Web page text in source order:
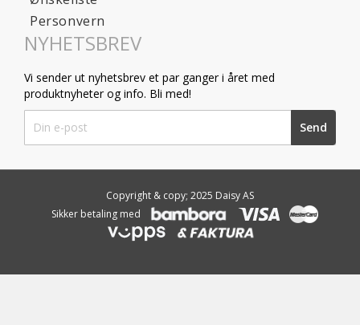
Personvern
NYHETSBREV
Vi sender ut nyhetsbrev et par ganger i året med
produktnyheter og info. Bli med!
Up
for
Send
Copyright & copy; 2025 Daisy AS
Sikker betaling med